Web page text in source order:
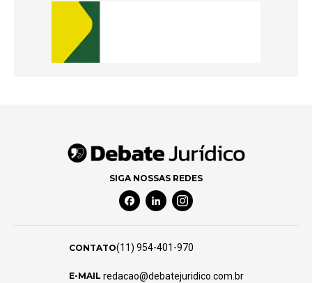
SIGA NOSSAS REDES
Facebook Social Media
Linkedin Social Media
Instagram Social Media
CONTATO(11) 954-401-970
E-MAIL redacao@debatejuridico.com.br